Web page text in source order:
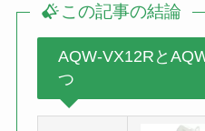
この記事の結論
AQW-VX12Rと
つ